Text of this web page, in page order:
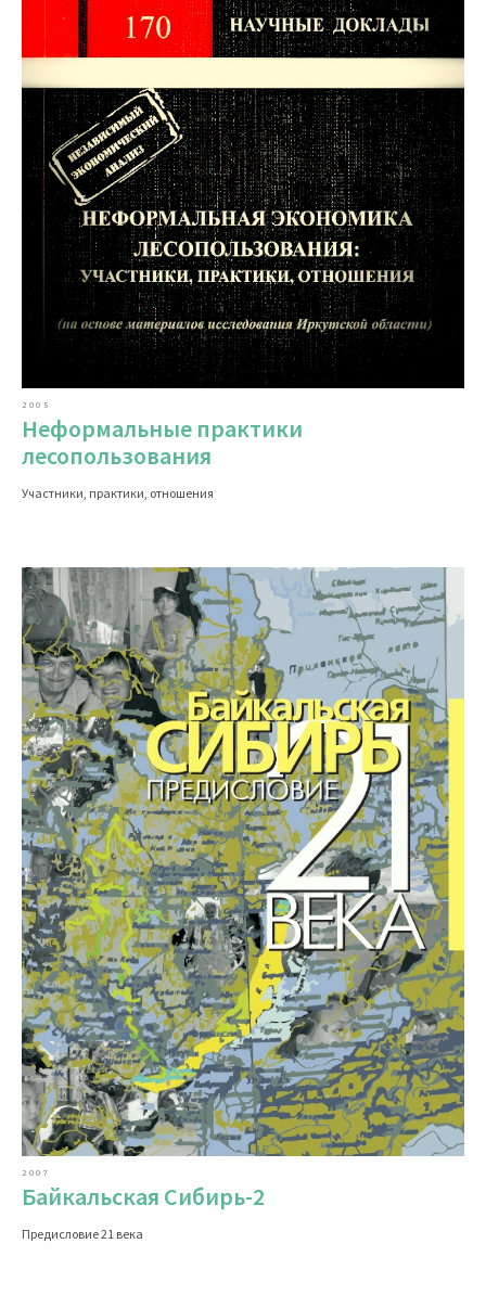
2005
Неформальные практики
лесопользования
Участники, практики, отношения
2007
Байкальская Сибирь-2
Предисловие 21 века